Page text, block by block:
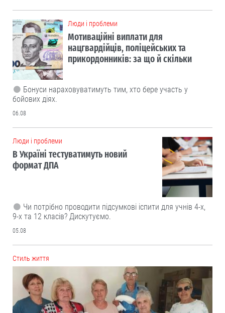
Люди і проблеми
Мотиваційні виплати для
нацгвардійців, поліцейських та
прикордонників: за що й скільки
Бонуси нараховуватимуть тим, хто бере участь у
бойових діях.
06.08
Люди і проблеми
В Україні тестуватимуть новий
формат ДПА
Чи потрібно проводити підсумкові іспити для учнів 4-х,
9-х та 12 класів? Дискутуємо.
05.08
Cтиль життя